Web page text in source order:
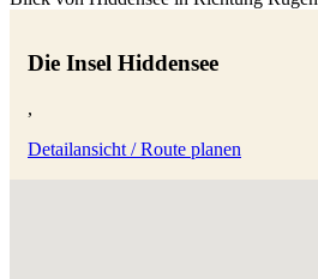
Die Insel Hiddensee
,
Detailansicht / Route planen